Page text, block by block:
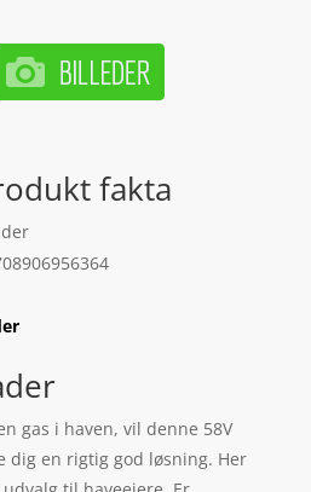
fakta
gas i haven, vil denne 58V
dig en rigtig god løsning. Her